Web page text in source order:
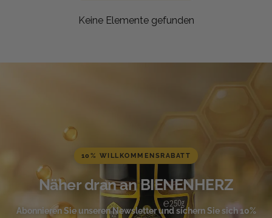
Keine Elemente gefunden
10% WILLKOMMENSRABATT
Näher dran an BIENENHERZ
Abonnieren Sie unseren Newsletter und sichern Sie sich 10%